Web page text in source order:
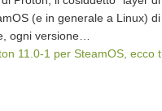
(e in generale a Linux)
ogni versione…
11.0-1 per SteamOS, ecco